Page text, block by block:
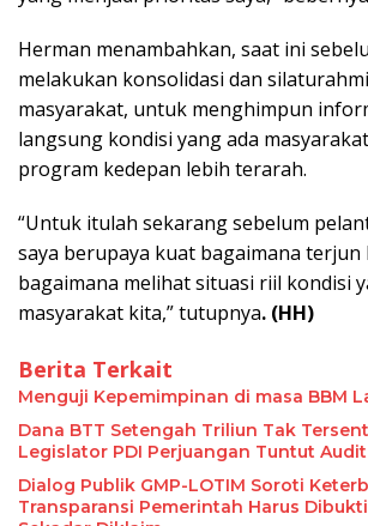
Herman menambahkan, saat ini
melakukan konsolidasi dan
masyarakat, untuk menghimpun
langsung kondisi yang ada
program kedepan lebih terarah.
“Untuk itulah sekarang sebelum
saya berupaya kuat bagaimana terjun
bagaimana melihat situasi riil kondisi
masyarakat kita,” tutupnya. (HH)
Berita Terkait
Menguji Kepemimpinan di masa BBM
Dana BTT Setengah Triliun Tak
Legislator PDI Perjuangan Tuntut
Dialog Publik GMP-LOTIM Soroti
Transparansi Pemerintah Harus